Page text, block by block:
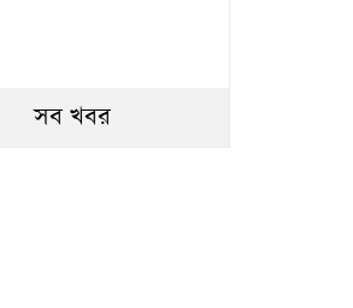
সব খবর